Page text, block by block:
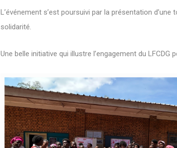
L’événement s’est poursuivi par la présentation
solidarité.
Une belle initiative qui illustre l’engagement du LFCDG